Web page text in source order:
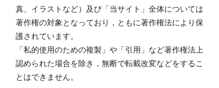
真、イラストなど）及び「当サイト」全体については
著作権の対象となっており，ともに著作権法により保
護されています。
「私的使用のための複製」や「引用」など著作権法上
認められた場合を除き，無断で転載改変などをするこ
とはできません。